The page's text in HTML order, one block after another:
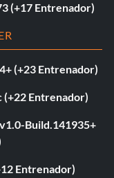
(+17 Entrenador)
(+23 Entrenador)
(+22 Entrenador)
Build.141935+
Entrenador)